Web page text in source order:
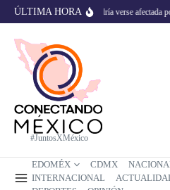
Saltar al contenido
ÚLTIMA HORA
66% de la población podría verse afectada
#JuntosXMéxico
EDOMÉX CDMX
INTERNACIONAL